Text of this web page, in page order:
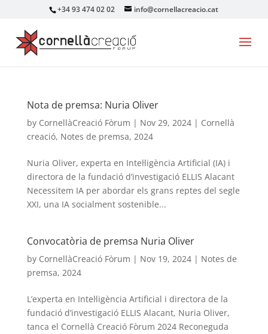
+34 93 474 02 02 info@cornellacreacio.cat
Nota de premsa: Nuria Oliver
by CornellàCreació Fòrum | Nov 29, 2024| Cornellà
creació, Notes de premsa, 2024
Nuria Oliver, experta en Intel·ligència Artificial (IA) i
directora de la fundació d’investigació ELLIS Alacant
Necessitem IA per abordar els grans reptes del segle
XXI, una IA socialment sostenible...
Convocatòria de premsa Nuria Oliver
by CornellàCreació Fòrum | Nov 19, 2024| Notes de
premsa, 2024
L’experta en Intel·ligència Artificial i directora de la
fundació d’investigació ELLIS Alacant, Nuria Oliver,
tanca el Cornellà Creació Fòrum 2024 Reconeguda